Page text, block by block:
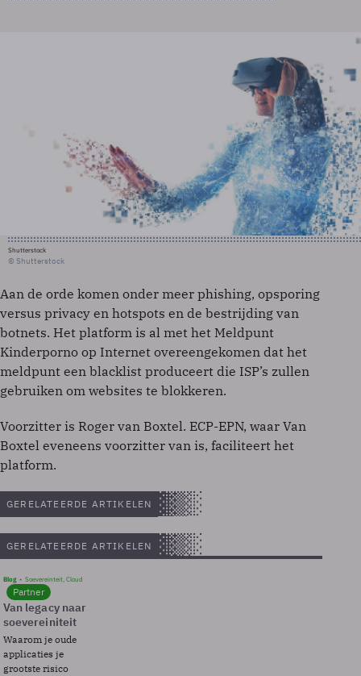
Shutterstock
© Shutterstock
Aan de orde komen onder meer phishing, opsporing
versus privacy en hotspots en de bestrijding van
botnets. Het platform is al met het Meldpunt
Kinderporno op Internet overeengekomen dat het
meldpunt een blacklist produceert die ISP’s zullen
gebruiken om websites te blokkeren.
Voorzitter is Roger van Boxtel. ECP-EPN, waar Van
Boxtel eveneens voorzitter van is, faciliteert het
platform.
GERELATEERDE ARTIKELEN
GERELATEERDE ARTIKELEN
Blog Soevereinteit, Cloud
Partner
Van legacy naar
soevereiniteit
Waarom je oude
applicaties je
grootste risico